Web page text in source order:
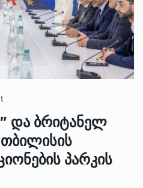
და ბრიტანელ
პარკის